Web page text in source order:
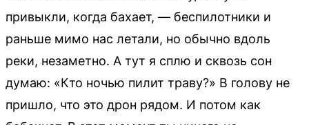
привыкли, когда бахает, — беспилотники и
раньше мимо нас летали, но обычно вдоль
реки, незаметно. А тут я сплю и сквозь сон
думаю: «Кто ночью пилит траву?» В голову не
пришло, что это дрон рядом. И потом как